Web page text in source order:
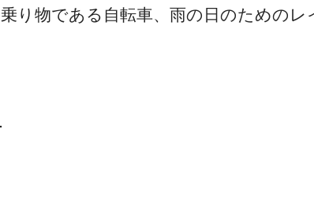
り物である自転車、雨の日のための